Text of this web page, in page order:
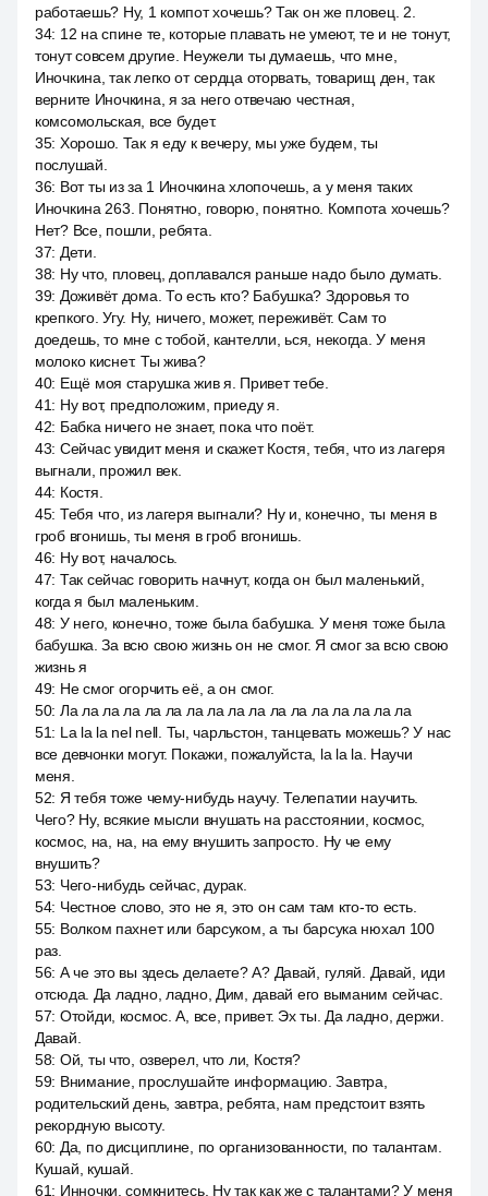
работаешь? Ну, 1 компот хочешь? Так он же пловец. 2.
34: 12 на спине те, которые плавать не умеют, те и не тонут,
тонут совсем другие. Неужели ты думаешь, что мне,
Иночкина, так легко от сердца оторвать, товарищ ден, так
верните Иночкина, я за него отвечаю честная,
комсомольская, все будет.
35: Хорошо. Так я еду к вечеру, мы уже будем, ты
послушай.
36: Вот ты из за 1 Иночкина хлопочешь, а у меня таких
Иночкина 263. Понятно, говорю, понятно. Компота хочешь?
Нет? Все, пошли, ребята.
37: Дети.
38: Ну что, пловец, доплавался раньше надо было думать.
39: Доживёт дома. То есть кто? Бабушка? Здоровья то
крепкого. Угу. Ну, ничего, может, переживёт. Сам то
доедешь, то мне с тобой, кантелли, ься, некогда. У меня
молоко киснет. Ты жива?
40: Ещё моя старушка жив я. Привет тебе.
41: Ну вот, предположим, приеду я.
42: Бабка ничего не знает, пока что поёт.
43: Сейчас увидит меня и скажет Костя, тебя, что из лагеря
выгнали, прожил век.
44: Костя.
45: Тебя что, из лагеря выгнали? Ну и, конечно, ты меня в
гроб вгонишь, ты меня в гроб вгонишь.
46: Ну вот, началось.
47: Так сейчас говорить начнут, когда он был маленький,
когда я был маленьким.
48: У него, конечно, тоже была бабушка. У меня тоже была
бабушка. За всю свою жизнь он не смог. Я смог за всю свою
жизнь я
49: Не смог огорчить её, а он смог.
50: Ла ла ла ла ла ла ла ла ла ла ла ла ла ла ла ла ла
51: La la la nel nell. Ты, чарльстон, танцевать можешь? У нас
все девчонки могут. Покажи, пожалуйста, la la la. Научи
меня.
52: Я тебя тоже чему-нибудь научу. Телепатии научить.
Чего? Ну, всякие мысли внушать на расстоянии, космос,
космос, на, на, на ему внушить запросто. Ну че ему
внушить?
53: Чего-нибудь сейчас, дурак.
54: Честное слово, это не я, это он сам там кто-то есть.
55: Волком пахнет или барсуком, а ты барсука нюхал 100
раз.
56: А че это вы здесь делаете? А? Давай, гуляй. Давай, иди
отсюда. Да ладно, ладно, Дим, давай его выманим сейчас.
57: Отойди, космос. А, все, привет. Эх ты. Да ладно, держи.
Давай.
58: Ой, ты что, озверел, что ли, Костя?
59: Внимание, прослушайте информацию. Завтра,
родительский день, завтра, ребята, нам предстоит взять
рекордную высоту.
60: Да, по дисциплине, по организованности, по талантам.
Кушай, кушай.
61: Инночки, сомкнитесь. Ну так как же с талантами? У меня